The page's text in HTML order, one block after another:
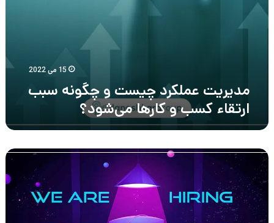
15 می 2022
مدیریت عملکرد چیست و چگونه سبب
ارتقاء کسب و کارها می‌شود؟
بهترین
نمونه
متن
آگهی
استخدام
چه